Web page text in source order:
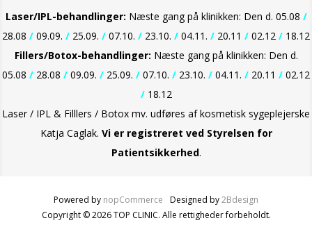
Laser/IPL-behandlinger: Næste gang på klinikken: Den d. 05.08 /
28.08 / 09.09. / 25.09. / 07.10. / 23.10. / 04.11. / 20.11 / 02.12 / 18.12
Fillers/Botox-behandlinger: Næste gang på klinikken: Den d.
05.08 / 28.08 / 09.09. / 25.09. / 07.10. / 23.10. / 04.11. / 20.11 / 02.12
/18.12
Laser / IPL & Filllers / Botox mv. udføres af kosmetisk sygeplejerske
Katja Caglak. Vi er registreret ved Styrelsen for
Patientsikkerhed.
Powered by nopCommerce Designed by2Bdesign
Copyright © 2026 TOP CLINIC. Alle rettigheder forbeholdt.